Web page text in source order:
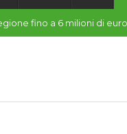
fino a 6 milioni di